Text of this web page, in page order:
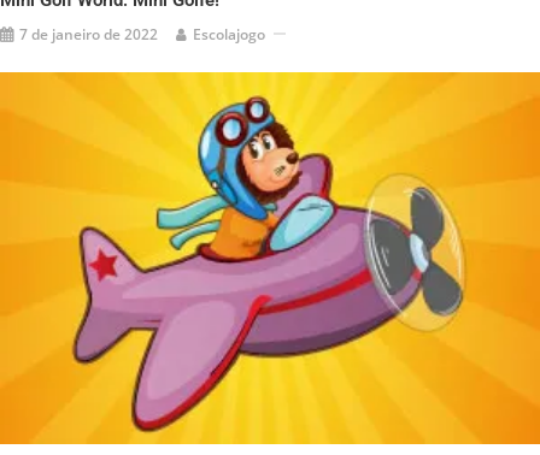
7 de janeiro de 2022 Escolajogo